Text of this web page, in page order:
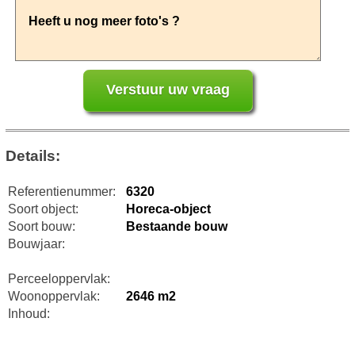
Details:
Referentienummer:
6320
Soort object:
Horeca-object
Soort bouw:
Bestaande bouw
Bouwjaar:
Perceeloppervlak:
Woonoppervlak:
2646 m2
Inhoud: